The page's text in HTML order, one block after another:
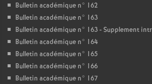
Bulletin académique n° 162
Bulletin académique n° 163
Bulletin académique n° 163 - Supplement
Bulletin académique n° 164
Bulletin académique n° 165
Bulletin académique n° 166
Bulletin académique n° 167